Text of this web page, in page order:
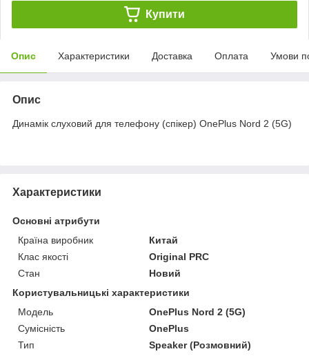
Купити
Опис Характеристики Доставка Оплата Умови
Опис
Динамік слуховий для телефону (спікер) OnePlus Nord 2 (5G)
Характеристики
Основні атрибути
Країна виробник
Китай
Клас якості
Original PRC
Стан
Новий
Користувальницькі характеристики
Мoдель
OnePlus Nord 2 (5G)
Сумісність
OnePlus
Тип
Speaker (Розмовний)